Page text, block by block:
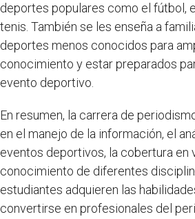
deportes populares como el fútbol,
tenis. También se les enseña a
deportes menos conocidos para
conocimiento y estar preparados
evento deportivo.
En resumen, la carrera de
en el manejo de la información, el
eventos deportivos, la cobertura en
conocimiento de diferentes
estudiantes adquieren las
convertirse en profesionales del